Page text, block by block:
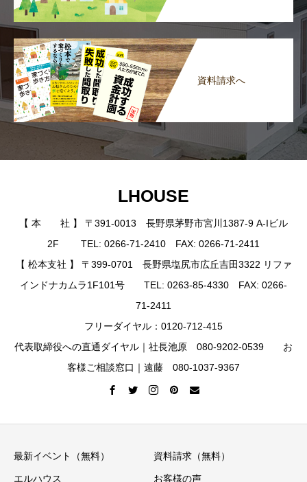
資料請求へ
LHOUSE
【 本 社 】 〒391-0013 長野県茅野市宮川1387-9 A-Iビル
2F TEL: 0266-71-2410 FAX: 0266-71-2411
【 松本支社 】 〒399-0701 長野県塩尻市広丘吉田3322 リファ
インドナカムラ1F101号 TEL: 0263-85-4330 FAX: 0266-
71-2411
フリーダイヤル：0120-712-415
代表取締役への直通ダイヤル｜社長池原 080-9202-0539 お
客様ご相談窓口｜遠藤 080-1037-9367
最新イベント（無料） 資料請求（無料）
エルハウス お客様の声